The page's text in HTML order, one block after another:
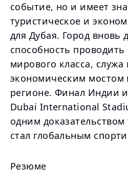
событие, но и имеет
туристическое и
для Дубая. Город вновь
способность
мирового класса,
экономическим
регионе. Финал Индии
Dubai International
одним доказательством
стал глобальным
Резюме